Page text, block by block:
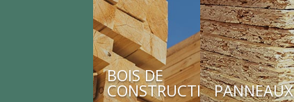
BOIS DE
CONSTRUCTIONPANNEAUX